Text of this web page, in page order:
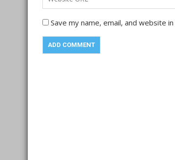
Save my name, email, and website